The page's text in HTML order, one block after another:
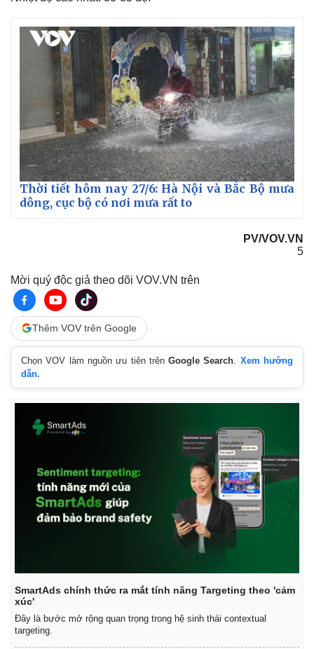
Vụ án
Tư vấn luật
Vũ khí
Việt Nam
Phân tích
Bóng đá
Lịch thi đấu bóng đá
Thế giới thể thao
Xe máy
Thời tiết hôm nay 27/6: Hà Nội và Bắc Bộ mưa
dông, cục bộ có nơi mưa rất to
PV/VOV.VN
5
Mời quý độc giả theo dõi VOV.VN trên
Thêm VOV trên Google
Chọn VOV làm nguồn ưu tiên trênGoogle Search
Xem hướng
dẫn.
SmartAds chính thức ra mắt tính năng Targeting theo 'cảm
xúc'
Đây là bước mở rộng quan trọng trong hệ sinh thái contextual
targeting.